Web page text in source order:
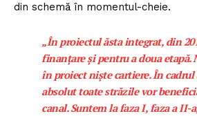
din schemă în momentul-cheie.
„În proiectul ăsta integrat, din
finanțare și pentru a doua etapă.
în proiect niște cartiere. În cadrul
absolut toate străzile vor
canal. Suntem la faza I, faza a II-